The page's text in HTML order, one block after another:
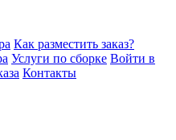
Как разместить заказ?
Услуги по сборке Войти в
Контакты